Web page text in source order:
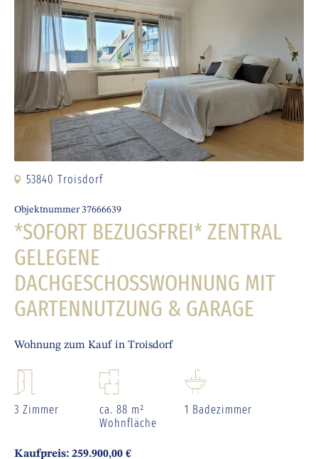
53840 Troisdorf
Objektnummer 37666639
*SOFORT BEZUGSFREI* ZENTRAL
GELEGENE
DACHGESCHOSSWOHNUNG MIT
GARTENNUTZUNG & GARAGE
Wohnung zum Kauf in Troisdorf
3 Zimmer
ca. 88 m²
Wohnfläche
1 Badezimmer
Kaufpreis: 259.900,00 €